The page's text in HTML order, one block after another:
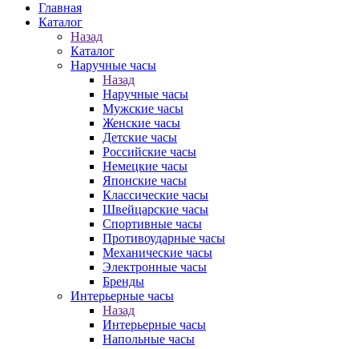
Главная
Каталог
Назад
Каталог
Наручные часы
Назад
Наручные часы
Мужские часы
Женские часы
Детские часы
Российские часы
Немецкие часы
Японские часы
Классические часы
Швейцарские часы
Спортивные часы
Противоударные часы
Механические часы
Электронные часы
Бренды
Интерьерные часы
Назад
Интерьерные часы
Напольные часы